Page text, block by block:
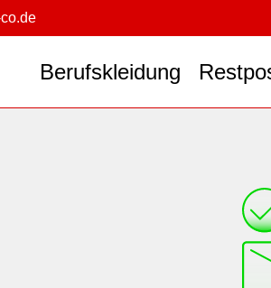
Berufskleidung